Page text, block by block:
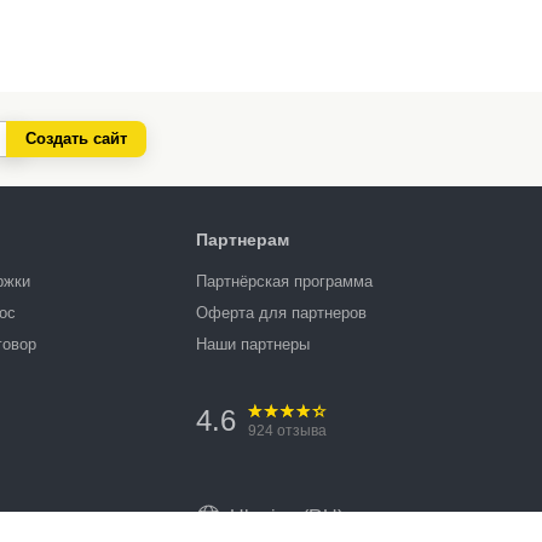
Создать сайт
Партнерам
Партнёрская программа
Оферта для партнеров
Наши партнеры
4.6 924 отзыва
Ukraine (RU)